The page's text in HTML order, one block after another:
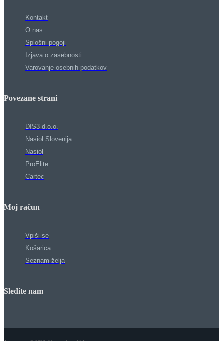
Kontakt
O nas
Splošni pogoji
Izjava o zasebnosti
Varovanje osebnih podatkov
Povezane strani
DIS3 d.o.o.
Nasiol Slovenija
Nasiol
ProElite
Cartec
Moj račun
Vpiši se
Košarica
Seznam želja
Sledite nam